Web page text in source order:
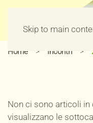
Skip to main
Home Incontri
Non ci sono articoli in
visualizzano le